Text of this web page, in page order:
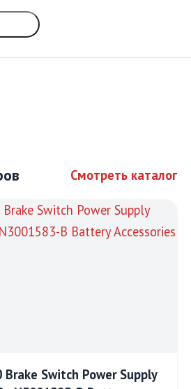
Смотреть каталог
Brake Switch Power Supply